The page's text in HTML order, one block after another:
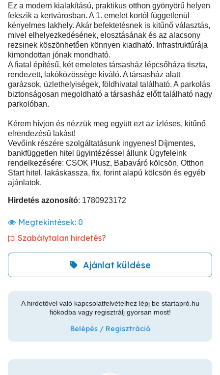
Ez a modern kialakítású, praktikus otthon gyönyörű helyen
fekszik a kertvárosban. A 1. emelet kortól függetlenül
kényelmes lakhely. Akár befektetésnek is kitűnő választás,
mivel elhelyezkedésének, elosztásának és az alacsony
rezsinek köszönhetően könnyen kiadható. Infrastruktúrája
kimondottan jónak mondható.
A fiatal építésű, két emeletes társasház lépcsőháza tiszta,
rendezett, lakóközössége kiváló. A társasház alatt
garázsok, üzlethelyiségek, földhivatal található. A parkolás
biztonságosan megoldható a társasház előtt található nagy
parkolóban.
Kérem hívjon és nézzük meg együtt ezt az ízléses, kitűnő
elrendezésű lakást!
Vevőink részére szolgáltatásunk ingyenes! Díjmentes,
bankfüggetlen hitel ügyintézéssel állunk Ügyfeleink
rendelkezésére: CSOK Plusz, Babaváró kölcsön, Otthon
Start hitel, lakáskassza, fix, forint alapú kölcsön és egyéb
ajánlatok.
Hirdetés azonosító: 1780923172
Megtekintések: 0
Szabálytalan hirdetés?
Ajánlat küldése
A hirdetővel való kapcsolatfelvételhez lépj be startapró.hu
fiókodba vagy regisztrálj gyorsan most!
Belépés / Regisztráció